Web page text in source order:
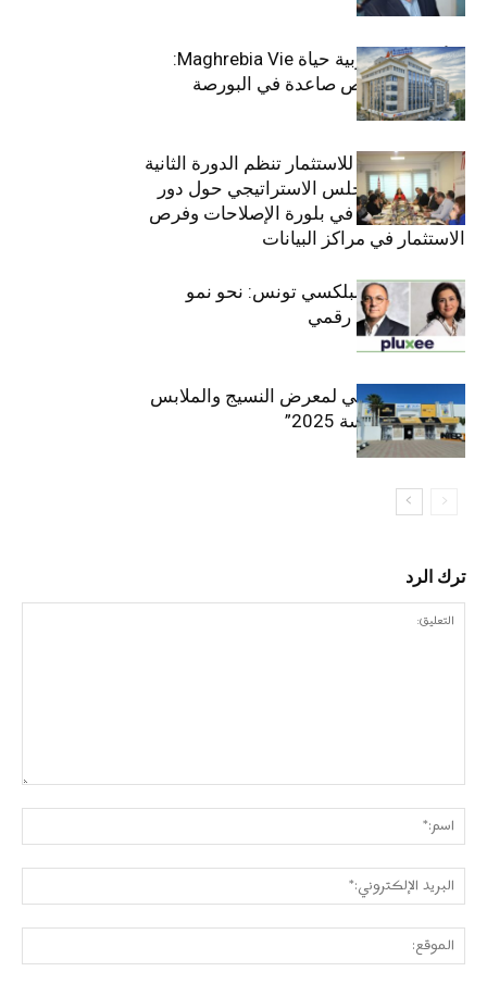
التأمينات المغربية حياة Maghrebia Vie:
فاعل رائد بفرص صاعدة في البورصة
(+34.8%)
الهيئة التونسية للاستثمار تنظم الدورة الثانية
والعشرين للمجلس الاستراتيجي حول دور
القطاع الخاص في بلورة الإصلاحات وفرص
الاستثمار في مراكز البيانات
قيادة مزدوجة لبلكسي تونس: نحو نمو
متسارع وتحول رقمي
الافتتاح الرسمي لمعرض النسيج والملابس
“إنترتكس سوسة 2025”
ترك الرد